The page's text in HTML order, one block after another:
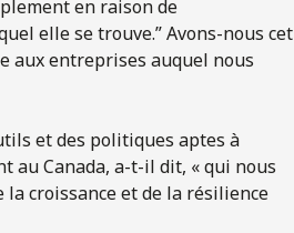
en raison de
elle se trouve.” Avons-nous cet
aux entreprises auquel nous
et des politiques aptes à
au Canada, a-t-il dit, « qui nous
croissance et de la résilience